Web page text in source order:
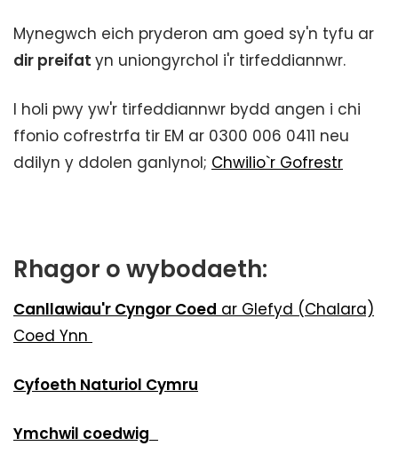
Mynegwch eich pryderon am goed sy'n tyfu ar
dir preifat yn uniongyrchol i'r tirfeddiannwr.
I holi pwy yw'r tirfeddiannwr bydd angen i chi
ffonio cofrestrfa tir EM ar 0300 006 0411 neu
ddilyn y ddolen ganlynol; Chwilio`r Gofrestr
Rhagor o wybodaeth:
Canllawiau'r Cyngor Coed ar Glefyd (Chalara)
Coed Ynn
Cyfoeth Naturiol Cymru
Ymchwil coedwig